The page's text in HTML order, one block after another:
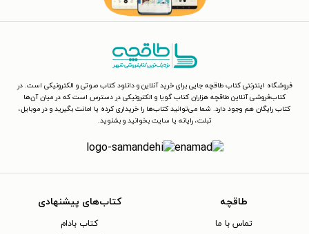
فروشگاه اینترنتی کتاب طاقچه جایی برای خرید آنلاین و دانلود کتاب صوتی و الکترونیکی است. در
کتاب‌فروشی آنلاین طاقچه هزاران کتاب گویا و الکترونیکی در دسترس است که در میان آن‌ها
کتاب رایگان هم وجود دارد. شما می‌توانید کتاب‌ها را خریداری کرده یا امانت بگیرید و در موبایل،
تبلت، رایانه یا سایت بخوانید و بشنوید.
طاقچه
تماس با ما
کتاب‌های پیشنهادی
کتاب بادام